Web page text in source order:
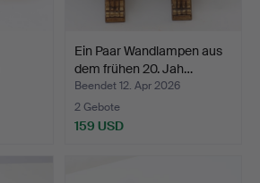
Ein Paar Wandlampen aus
dem frühen 20. Jah…
Beendet 12. Apr 2026
2 Gebote
159 USD